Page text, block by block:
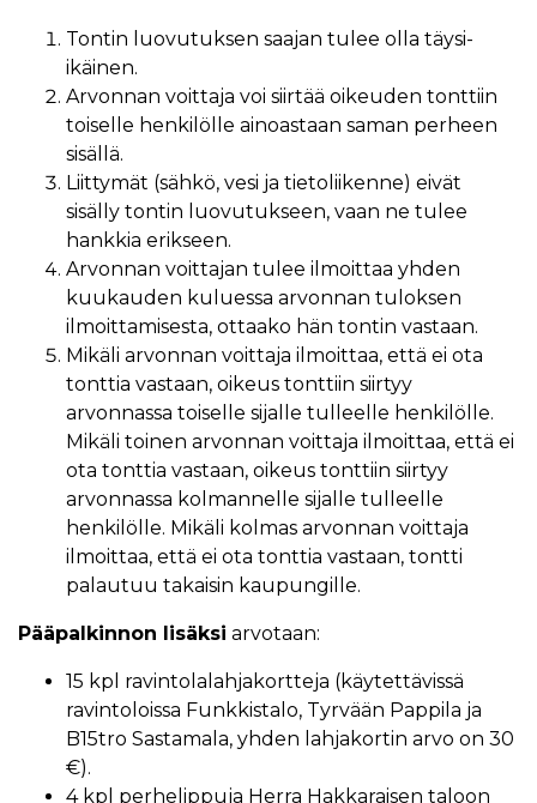
Tontin luovutuksen saajan tulee olla täysi-
ikäinen.
Arvonnan voittaja voi siirtää oikeuden tonttiin
toiselle henkilölle ainoastaan saman perheen
sisällä.
Liittymät (sähkö, vesi ja tietoliikenne) eivät
sisälly tontin luovutukseen, vaan ne tulee
hankkia erikseen.
Arvonnan voittajan tulee ilmoittaa yhden
kuukauden kuluessa arvonnan tuloksen
ilmoittamisesta, ottaako hän tontin vastaan.
Mikäli arvonnan voittaja ilmoittaa, että ei ota
tonttia vastaan, oikeus tonttiin siirtyy
arvonnassa toiselle sijalle tulleelle henkilölle.
Mikäli toinen arvonnan voittaja ilmoittaa, että ei
ota tonttia vastaan, oikeus tonttiin siirtyy
arvonnassa kolmannelle sijalle tulleelle
henkilölle. Mikäli kolmas arvonnan voittaja
ilmoittaa, että ei ota tonttia vastaan, tontti
palautuu takaisin kaupungille.
Pääpalkinnon lisäksi arvotaan:
15 kpl ravintolalahjakortteja (käytettävissä
ravintoloissa Funkkistalo, Tyrvään Pappila ja
B15tro Sastamala, yhden lahjakortin arvo on 30
€).
4 kpl perhelippuja Herra Hakkaraisen taloon